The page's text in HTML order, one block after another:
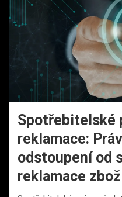
Spotřebitelské
reklamace:
odstoupení od
reklamace